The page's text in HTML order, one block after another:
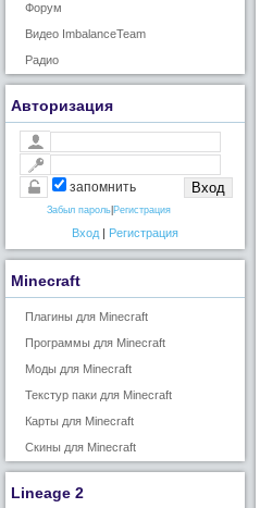
Форум
Видео ImbalanceTeam
Радио
Авторизация
запомнить
Забыл пароль Регистрация
Вход | Регистрация
Minecraft
Плагины для Minecraft
Программы для Minecraft
Моды для Minecraft
Текстур паки для Minecraft
Карты для Minecraft
Скины для Minecraft
Lineage 2